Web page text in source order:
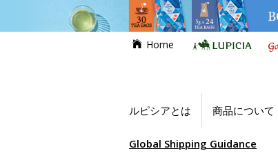
Home
ルピシアとは 商品について
Global Shipping Guidance